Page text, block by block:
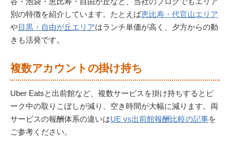
別の特徴を紹介しています。たとえば恵比寿・代官山エリア
や目黒・自由が丘エリアはランチ単価が高く、夕方からの動
きも活発です。
複数アカウントの掛け持ち
Uber Eatsと出前館など、複数サービスを掛け持ちするとピ
ーク中の取りこぼしが減り、空き時間が大幅に減ります。両
サービスの報酬体系の違いはUE vs出前館報酬比較の記事を
ご参考ください。